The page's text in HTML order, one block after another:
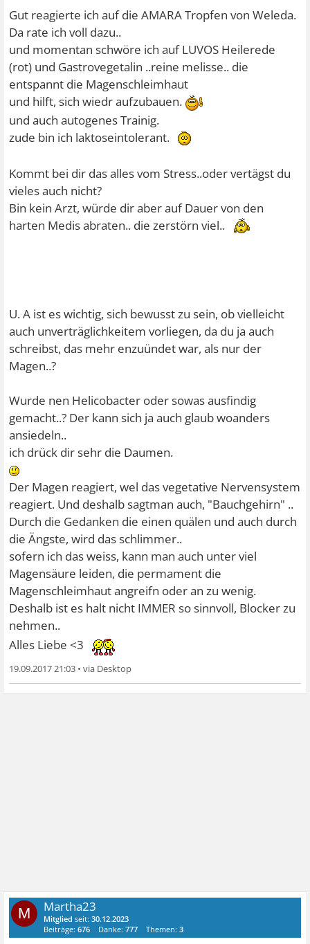
Gut reagierte ich auf die AMARA Tropfen von Weleda.
Da rate ich voll dazu..
und momentan schwöre ich auf LUVOS Heilerede
(rot) und Gastrovegetalin ..reine melisse.. die
entspannt die Magenschleimhaut
und hilft, sich wiedr aufzubauen.
und auch autogenes Trainig.
zude bin ich laktoseintolerant.
Kommt bei dir das alles vom Stress..oder vertägst du
vieles auch nicht?
Bin kein Arzt, würde dir aber auf Dauer von den
harten Medis abraten.. die zerstörn viel..
U. A ist es wichtig, sich bewusst zu sein, ob vielleicht
auch unverträglichkeitem vorliegen, da du ja auch
schreibst, das mehr enzuündet war, als nur der
Magen..?
Wurde nen Helicobacter oder sowas ausfindig
gemacht..? Der kann sich ja auch glaub woanders
ansiedeln..
ich drück dir sehr die Daumen.
Der Magen reagiert, wel das vegetative Nervensystem
reagiert. Und deshalb sagtman auch, "Bauchgehirn" ..
Durch die Gedanken die einen quälen und auch durch
die Ängste, wird das schlimmer..
sofern ich das weiss, kann man auch unter viel
Magensäure leiden, die permament die
Magenschleimhaut angreifn oder an zu wenig.
Deshalb ist es halt nicht IMMER so sinnvoll, Blocker zu
nehmen..
Alles Liebe <3
19.09.2017 21:03 •
M Martha23
Mitglied seit:30.12.2023
Beiträge:676 Danke:777 Themen:3